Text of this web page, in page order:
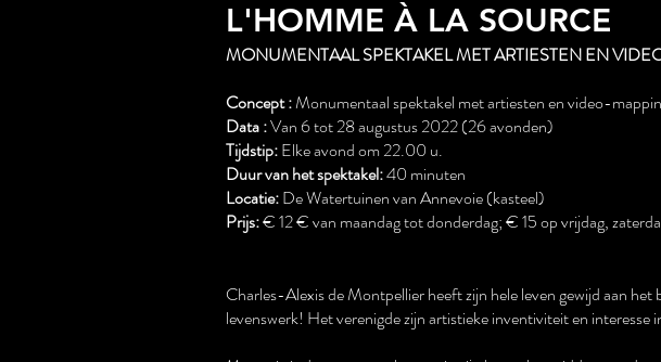
L'HOMME À LA SOURCE
MONUMENTAAL SPEKTAKEL MET ARTIESTEN EN
Concept :Monumentaal spektakel met artiesten en video-
Data :Van 6 tot 28 augustus 2022 (26 avonden)
Tijdstip:Elke avond om 22.00 u.
Duur van het spektakel:40 minuten
Locatie:De Watertuinen van Annevoie (kasteel)
Prijs:€ 12 € van maandag tot donderdag; € 15 op vrijdag,
Charles-Alexis de Montpellier heeft zijn hele leven gewijd aan
levenswerk! Het verenigde zijn artistieke inventiviteit en interesse